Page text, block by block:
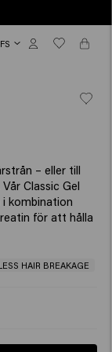
– eller till
Classic Gel
kombination
för att hålla
HAIR BREAKAGE